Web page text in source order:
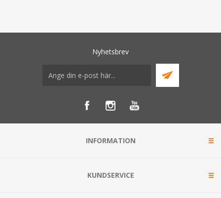
Nyhetsbrev
INFORMATION
KUNDSERVICE